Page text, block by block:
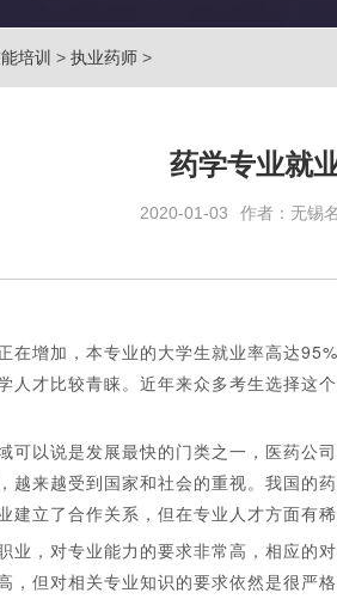
培训 > 执业药师 >
药学专业就
2020-01-03 作者：无锡
增加，本专业的大学生就业率高达
人才比较青睐。近年来众多考生选择这
以说是发展最快的门类之一，医药公司
越来越受到国家和社会的重视。我国的
建立了合作关系，但在专业人才方面有
，对专业能力的要求非常高，相应的
，但对相关专业知识的要求依然是很严
3 4 5